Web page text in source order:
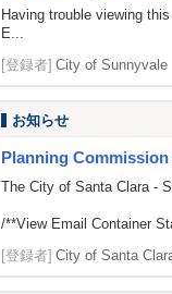
Having trouble viewing
E...
[登録者] City of Sunnyvale
お知らせ
Planning
The City of Santa Clara -
/**View Email Container
[登録者] City of Santa